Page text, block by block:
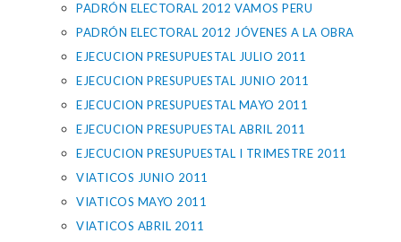
PADRÓN ELECTORAL 2012 VAMOS PERU
PADRÓN ELECTORAL 2012 JÓVENES A LA OBRA
EJECUCION PRESUPUESTAL JULIO 2011
EJECUCION PRESUPUESTAL JUNIO 2011
EJECUCION PRESUPUESTAL MAYO 2011
EJECUCION PRESUPUESTAL ABRIL 2011
EJECUCION PRESUPUESTAL I TRIMESTRE 2011
VIATICOS JUNIO 2011
VIATICOS MAYO 2011
VIATICOS ABRIL 2011